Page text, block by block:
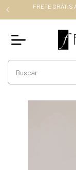
FRETE GRÁTIS